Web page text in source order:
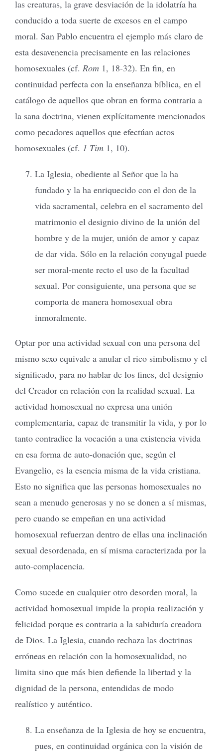
las creaturas, la grave desviación de la idolatría ha
conducido a toda suerte de excesos en el campo
moral. San Pablo encuentra el ejemplo más claro de
esta desavenencia precisamente en las relaciones
homosexuales (cf. Rom 1, 18-32). En fin, en
continuidad perfecta con la enseñanza bíblica, en el
catálogo de aquellos que obran en forma contraria a
la sana doctrina, vienen explícitamente mencionados
como pecadores aquellos que efectúan actos
homosexuales (cf. 1 Tim 1, 10).
La Iglesia, obediente al Señor que la ha
fundado y la ha enriquecido con el don de la
vida sacramental, celebra en el sacramento del
matrimonio el designio divino de la unión del
hombre y de la mujer, unión de amor y capaz
de dar vida. Sólo en la relación conyugal puede
ser moral-mente recto el uso de la facultad
sexual. Por consiguiente, una persona que se
comporta de manera homosexual obra
inmoralmente.
Optar por una actividad sexual con una persona del
mismo sexo equivale a anular el rico simbolismo y el
significado, para no hablar de los fines, del designio
del Creador en relación con la realidad sexual. La
actividad homosexual no expresa una unión
complementaria, capaz de transmitir la vida, y por lo
tanto contradice la vocación a una existencia vivida
en esa forma de auto-donación que, según el
Evangelio, es la esencia misma de la vida cristiana.
Esto no significa que las personas homosexuales no
sean a menudo generosas y no se donen a sí mismas,
pero cuando se empeñan en una actividad
homosexual refuerzan dentro de ellas una inclinación
sexual desordenada, en sí misma caracterizada por la
auto-complacencia.
Como sucede en cualquier otro desorden moral, la
actividad homosexual impide la propia realización y
felicidad porque es contraria a la sabiduría creadora
de Dios. La Iglesia, cuando rechaza las doctrinas
erróneas en relación con la homosexualidad, no
limita sino que más bien defiende la libertad y la
dignidad de la persona, entendidas de modo
realístico y auténtico.
La enseñanza de la Iglesia de hoy se encuentra,
pues, en continuidad orgánica con la visión de